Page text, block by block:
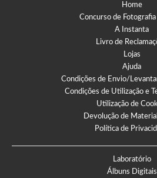
Home
Concurso de
A Instanta
Livro de
Lojas
Ajuda
Condições de Envio/
Condições de Utilização e
Utilização de
Devolução de
Política de
Laboratório
Álbuns Digitais